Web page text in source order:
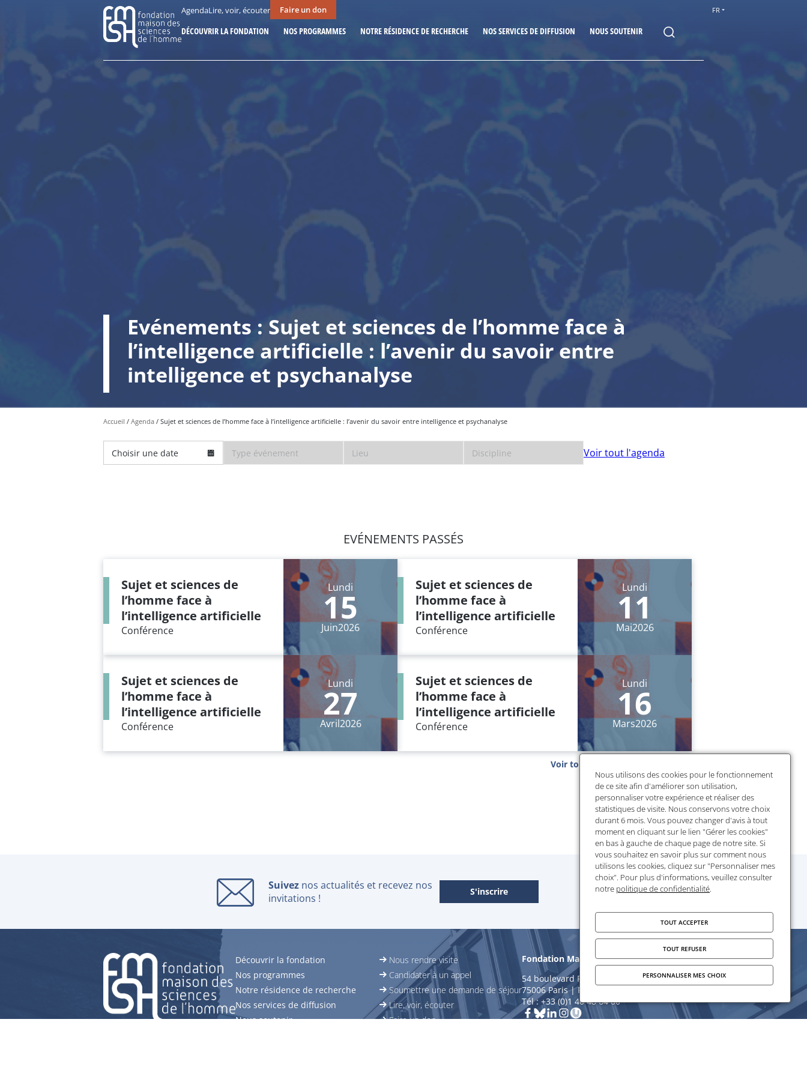
AgendaLire, voir, écouter Faire un don
DÉCOUVRIR LA FONDATION NOS PROGRAMMES NOTRE RÉSIDENCE DE RECHERCHE NOS SERVICES DE DIFFUSION NOUS SOUTENIR
FR
Evénements : Sujet et sciences de l’homme face à
l’intelligence artificielle : l’avenir du savoir entre
intelligence et psychanalyse
Accueil Agenda Sujet et sciences de l’homme face à l’intelligence artificielle : l’avenir du savoir entre intelligence et psychanalyse
Choisir une date Type événement Lieu Discipline Voir tout l'agenda
EVÉNEMENTS PASSÉS
Sujet et sciences de
l’homme face à
l’intelligence artificielle
Conférence
Lundi
15
Juin2026
Sujet et sciences de
l’homme face à
l’intelligence artificielle
Conférence
Lundi
11
Mai2026
Sujet et sciences de
l’homme face à
l’intelligence artificielle
Conférence
Lundi
27
Avril2026
Sujet et sciences de
l’homme face à
l’intelligence artificielle
Conférence
Lundi
16
Mars2026
Voir tous les événements passés
Suivez nos actualités et recevez nos
invitations !
S'inscrire
Découvrir la fondation
Nos programmes
Notre résidence de recherche
Nos services de diffusion
Nous soutenir
Nous rendre visite
Candidater à un appel
Soumettre une demande de séjour
Lire, voir, écouter
Faire un don
Fondation Maison des Sciences de l’Homme
54 boulevard Raspail
75006 Paris | France
Tél : +33 (0)1 40 48 64 00
Panneau de gestion des cookies
Nous utilisons des cookies pour le fonctionnement
de ce site afin d'améliorer son utilisation,
personnaliser votre expérience et réaliser des
statistiques de visite. Nous conservons votre choix
durant 6 mois. Vous pouvez changer d'avis à tout
moment en cliquant sur le lien "Gérer les cookies"
en bas à gauche de chaque page de notre site. Si
vous souhaitez en savoir plus sur comment nous
utilisons les cookies, cliquez sur "Personnaliser mes
choix". Pour plus d'informations, veuillez consulter
notre politique de confidentialité.
TOUT ACCEPTER
TOUT REFUSER
PERSONNALISER MES CHOIX